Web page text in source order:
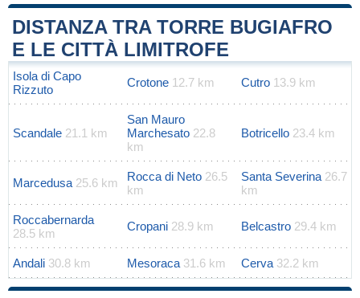
+
−
DISTANZA TRA TORRE BUGIAFRO
E LE CITTÀ LIMITROFE
Isola di Capo
Rizzuto
Crotone 12.7 km Cutro 13.9 km
Scandale 21.1 km
San Mauro
Marchesato 22.8
km
Botricello 23.4 km
Marcedusa 25.6 km Rocca di Neto 26.5
km
Santa Severina 26.7
km
Roccabernarda
28.5 km
Cropani 28.9 km Belcastro 29.4 km
Andali 30.8 km Mesoraca 31.6 km Cerva 32.2 km